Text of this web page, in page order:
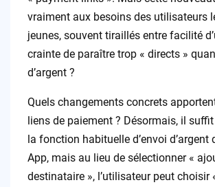
vraiment aux besoins des utilisateurs
jeunes, souvent tiraillés entre facilité
crainte de paraître trop « directs »
d’argent ?
Quels changements concrets
liens de paiement ? Désormais, il suffit
la fonction habituelle d’envoi d’argent
App, mais au lieu de sélectionner «
destinataire », l’utilisateur peut choisir